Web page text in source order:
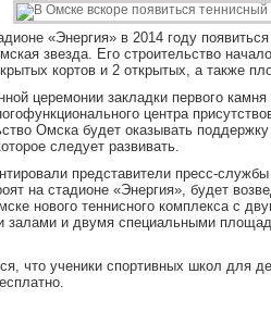
«Энергия» в 2014 году
звезда. Его строительство
кортов и 2 открытых, а также
церемонии закладки первого
центра
Омска будет оказывать
следует развивать.
представители пресс-
на стадионе «Энергия», будет
нового теннисного комплекса с
залами и двумя специальными
что ученики спортивных школ для